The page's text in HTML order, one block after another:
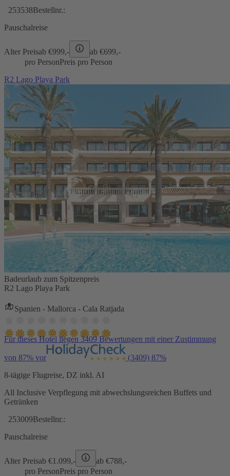
253538Bestellnr.:
Pauschalreise
Alter Preisab €999,- ab €699,-
pro PersonPreis pro Person
R2 Lago Playa Park
Badeurlaub zum Spitzenpreis
R2 Lago Playa Park
Spanien - Mallorca - Cala Ratjada
Für dieses Hotel liegen 3409 Bewertungen mit einer Zustimmung
von 87% vor (3409) 87%
8-tägige Flugreise, DZ inkl. AI
All Inclusive Verpflegung mit abwechslungsreichen Buffets und
Getränken
253009Bestellnr.:
Pauschalreise
Alter Preisab €1.099,- ab €788,-
pro PersonPreis pro Person